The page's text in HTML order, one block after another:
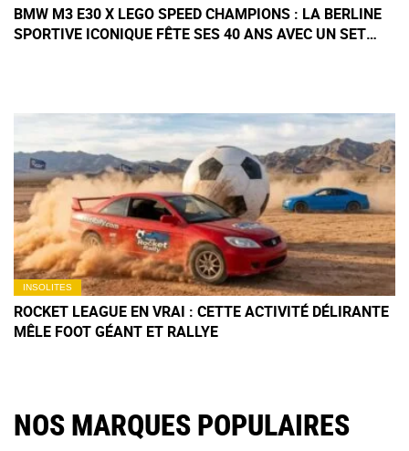
BMW M3 E30 X LEGO SPEED CHAMPIONS : LA BERLINE
SPORTIVE ICONIQUE FÊTE SES 40 ANS AVEC UN SET
INSOLITES
ROCKET LEAGUE EN VRAI : CETTE ACTIVITÉ DÉLIRANTE
MÊLE FOOT GÉANT ET RALLYE
NOS MARQUES POPULAIRES